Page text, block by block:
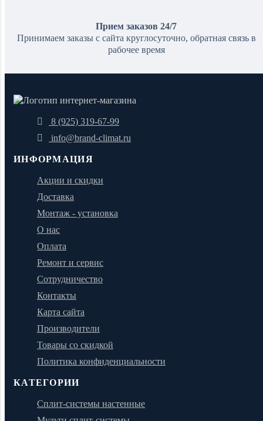
Прием заказов 24/7
Принимаем заказы с сайта круглосуточно, обратная связь в
рабочее время
8 (925) 319-67-99
info@brand-climat.ru
ИНФОРМАЦИЯ
Акции и скидки
Доставка
Монтаж - установка
О нас
Оплата
Ремонт и сервис
Сотрудничество
Контакты
Карта сайта
Производители
Товары со скидкой
Политика конфиденциальности
КАТЕГОРИИ
Сплит-системы настенные